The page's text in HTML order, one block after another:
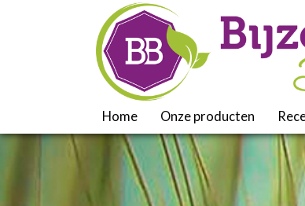
Home Onze producten